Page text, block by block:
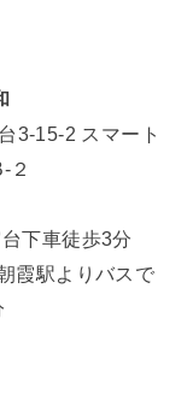
3-15-2 スマート
２
下車徒歩3分
霞駅よりバスで